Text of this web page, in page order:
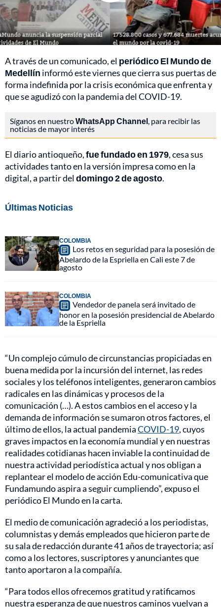
A través de un comunicado, el periódico El Mundo de
Medellín informó este viernes que cierra sus puertas de
forma indefinida por la crisis económica que enfrenta y
que se agudizó con la pandemia del COVID-19.
Síganos en nuestroWhatsApp Channel , para recibir las
noticias de mayor interés
El diario antioqueño,fue fundado en 1979, cesa sus
actividades tanto en la versión impresa como en la
digital, a partir deldomingo 2 de agosto.
Últimas Noticias
COLOMBIA
Los retos en seguridad para la posesión de
Abelardo de la Espriella en Cali este 7 de
agosto
COLOMBIA
Vendedor de panela será invitado de
honor en la posesión presidencial de Abelardo
de la Espriella
“Un complejo cúmulo de circunstancias propiciadas en
buena medida por la incursión del internet, las redes
sociales y los teléfonos inteligentes, generaron cambios
radicales en las dinámicas y procesos de la
comunicación (…). A estos cambios en el acceso y la
demanda de información se sumaron otros factores, el
último de ellos, la actual pandemiaCOVID-19, cuyos
graves impactos en la economía mundial y en nuestras
realidades cotidianas hacen inviable la continuidad de
nuestra actividad periodística actual y nos obligan a
replantear el modelo de acción Edu-comunicativa que
Fundamundo aspira a seguir cumpliendo”, expuso el
periódico El Mundo en la carta.
El medio de comunicación agradeció a los periodistas,
columnistas y demás empleados que hicieron parte de
su sala de redacción durante 41 años de trayectoria; así
como a los lectores, suscriptores y anunciantes que
tanto aportaron a la compañía.
“Para todos ellos ofrecemos gratitud y ratificamos
nuestra esperanza de que nuestros caminos vuelvan a